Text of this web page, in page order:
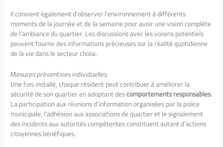
Il convient également d’observer l’environnement à différents
moments de la journée et de la semaine pour avoir une vision complète
de l’ambiance du quartier. Les discussions avec les voisins potentiels
peuvent fournir des informations précieuses sur la réalité quotidienne
de la vie dans le secteur choisi.
Mesures préventives individuelles
Une fois installé, chaque résident peut contribuer à améliorer la
sécurité de son quartier en adoptant descomportements responsables.
La participation aux réunions d’information organisées par la police
municipale, l’adhésion aux associations de quartier et le signalement
des incidents aux autorités compétentes constituent autant d’actions
citoyennes bénéfiques.